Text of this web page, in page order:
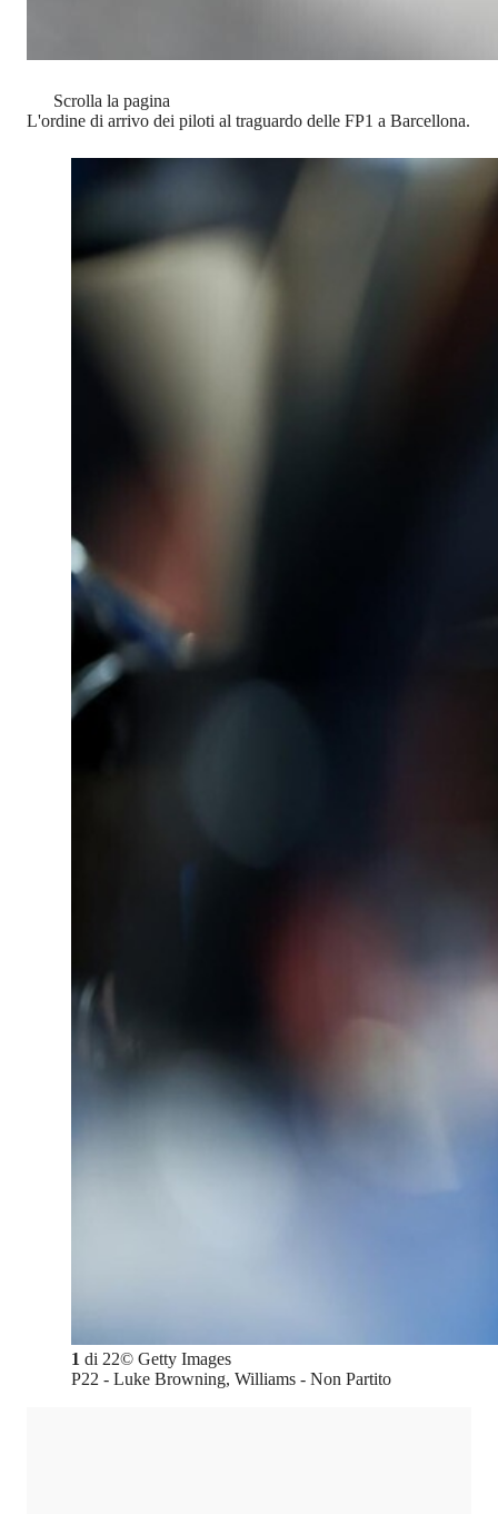
Scrolla la pagina
L'ordine di arrivo dei piloti al traguardo delle FP1 a Barcellona.
1 di 22© Getty Images
P22 - Luke Browning, Williams - Non Partito